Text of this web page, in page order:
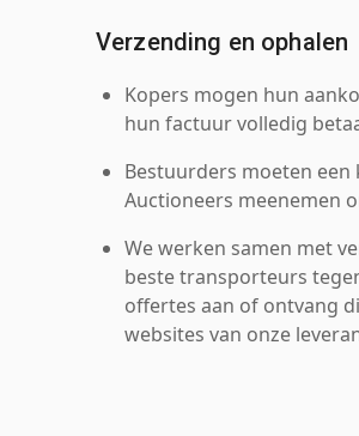
Verzending en ophalen
Kopers mogen hun
hun factuur volledig
Bestuurders moeten een
Auctioneers meenemen
We werken samen met
beste transporteurs
offertes aan of ontvang
websites van onze